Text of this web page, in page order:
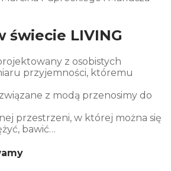
świecie LIVING
z osobistych
przyjemności, któremu
z modą przenosimy do
przestrzeni, w której można się
bawić…